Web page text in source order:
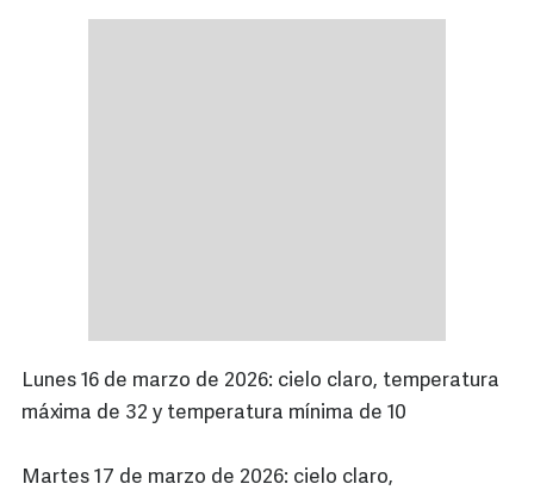
Lunes 16 de marzo de 2026: cielo claro, temperatura
máxima de 32 y temperatura mínima de 10
Martes 17 de marzo de 2026: cielo claro,